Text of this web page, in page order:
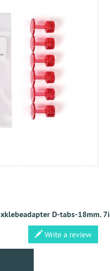
D-tabs-18mm.
Write a review